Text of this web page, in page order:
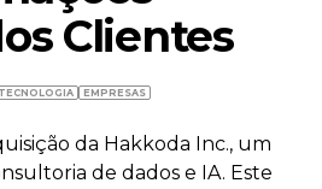
Clientes
TECNOLOGIA EMPRESAS
da Hakkoda Inc., um
de dados e IA. Este